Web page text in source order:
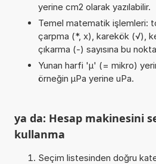
yerine cm2 olarak yazılabilir.
Temel matematik işlemleri:
çarpma (*, x), karekök (√),
çıkarma (-) sayısına bu
Yunan harfi 'µ' (= mikro)
örneğin µPa yerine uPa.
ya da: Hesap makinesini
kullanma
Seçim listesinden doğru